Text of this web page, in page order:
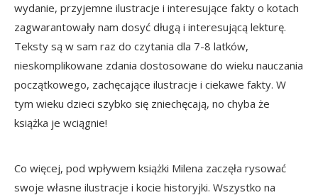
wydanie, przyjemne ilustracje i interesujące fakty o kotach
zagwarantowały nam dosyć długą i interesującą lekturę.
Teksty są w sam raz do czytania dla 7-8 latków,
nieskomplikowane zdania dostosowane do wieku nauczania
początkowego, zachęcające ilustracje i ciekawe fakty. W
tym wieku dzieci szybko się zniechęcają, no chyba że
książka je wciągnie!
Co więcej, pod wpływem książki Milena zaczęła rysować
swoje własne ilustracje i kocie historyjki. Wszystko na